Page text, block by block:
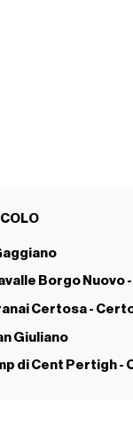
Borgo Nuovo
Certosa -
Giuliano
di Cent Pertigh -